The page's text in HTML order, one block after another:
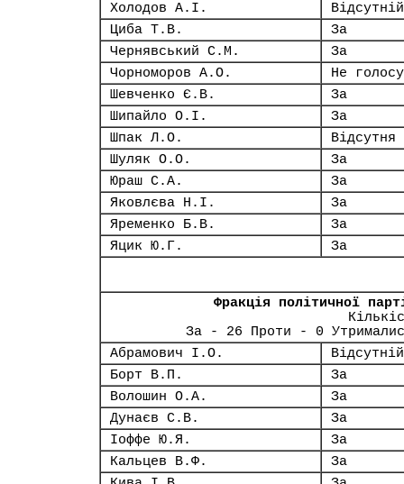
Холодов А.І.
Відсутній
Циба Т.В.
За
Чернявський С.М.
За
Чорноморов А.О.
Не
Шевченко Є.В.
За
Шипайло О.І.
За
Шпак Л.О.
Відсутня
Шуляк О.О.
За
Юраш С.А.
За
Яковлєва Н.І.
За
Яременко Б.В.
За
Яцик Ю.Г.
За
Фракція політичної
За - 26 Проти - 0
Абрамович І.О.
Відсутній
Борт В.П.
За
Волошин О.А.
За
Дунаєв С.В.
За
Іоффе Ю.Я.
За
Кальцев В.Ф.
За